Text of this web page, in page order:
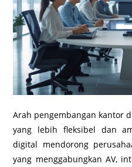
Arah pengembangan kantor
yang lebih fleksibel dan
digital mendorong
yang menggabungkan AV,